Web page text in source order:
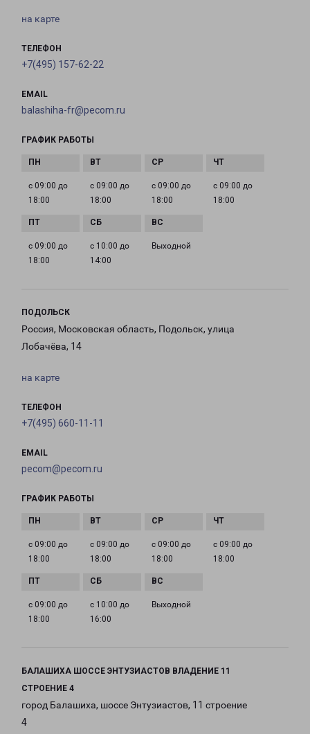
на карте
ТЕЛЕФОН
+7(495) 157-62-22
EMAIL
balashiha-fr@pecom.ru
ГРАФИК РАБОТЫ
с 09:00 до
18:00
с 09:00 до
18:00
с 09:00 до
18:00
с 09:00 до
18:00
с 09:00 до
18:00
с 10:00 до
14:00
Выходной
ПОДОЛЬСК
Россия, Московская область, Подольск, улица
Лобачёва, 14
на карте
ТЕЛЕФОН
+7(495) 660-11-11
EMAIL
pecom@pecom.ru
ГРАФИК РАБОТЫ
с 09:00 до
18:00
с 09:00 до
18:00
с 09:00 до
18:00
с 09:00 до
18:00
с 09:00 до
18:00
с 10:00 до
16:00
Выходной
БАЛАШИХА ШОССЕ ЭНТУЗИАСТОВ ВЛАДЕНИЕ 11
СТРОЕНИЕ 4
город Балашиха, шоссе Энтузиастов, 11 строение
4